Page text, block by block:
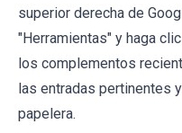
superior derecha de
"Herramientas" y haga
los complementos
las entradas pertinentes
papelera.